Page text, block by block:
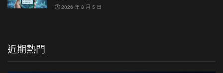
2026 年 8 月 5 日
近期熱門